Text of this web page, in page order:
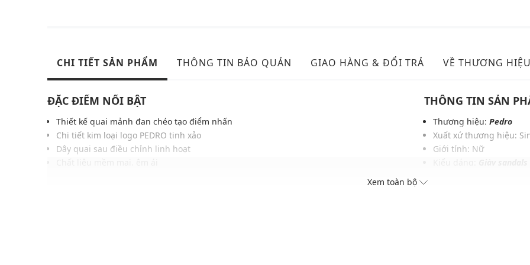
CHI TIẾT SẢN PHẨM THÔNG TIN BẢO QUẢN GIAO HÀNG & ĐỔI TRẢ VỀ THƯƠNG HIỆU
ĐẶC ĐIỂM NỔI BẬT
Thiết kế quai mảnh đan chéo tạo điểm nhấn
Chi tiết kim loại logo PEDRO tinh xảo
Dây quai sau điều chỉnh linh hoạt
THÔNG TIN SẢN
Thương hiệu: Pedro
Xuất xứ thương hiệu:
Giới tính: Nữ
Xem toàn bộ